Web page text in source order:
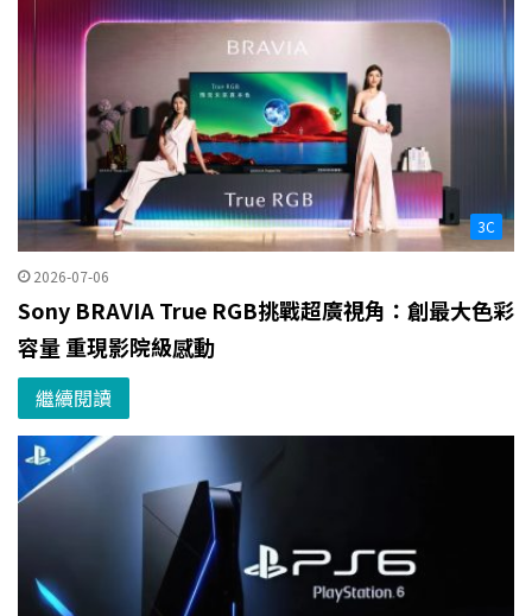
3C
2026-07-06
Sony BRAVIA True RGB挑戰超廣視角：創最大色彩
容量 重現影院級感動
繼續閱讀